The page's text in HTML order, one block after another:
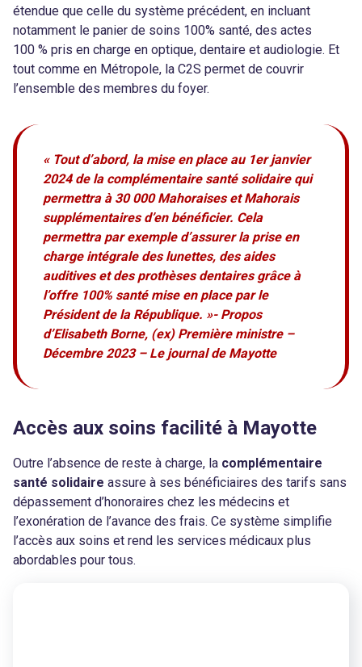
étendue que celle du système précédent, en incluant
notamment le panier de soins 100% santé, des actes
100 % pris en charge en optique, dentaire et audiologie. Et
tout comme en Métropole, la C2S permet de couvrir
l’ensemble des membres du foyer.
« Tout d’abord, la mise en place au 1er janvier
2024 de la complémentaire santé solidaire qui
permettra à 30 000 Mahoraises et Mahorais
supplémentaires d’en bénéficier. Cela
permettra par exemple d’assurer la prise en
charge intégrale des lunettes, des aides
auditives et des prothèses dentaires grâce à
l’offre 100% santé mise en place par le
Président de la République. »- Propos
d’Elisabeth Borne, (ex) Première ministre –
Décembre 2023 – Le journal de Mayotte
Accès aux soins facilité à Mayotte
Outre l’absence de reste à charge, la complémentaire
santé solidaire assure à ses bénéficiaires des tarifs sans
dépassement d’honoraires chez les médecins et
l’exonération de l’avance des frais. Ce système simplifie
l’accès aux soins et rend les services médicaux plus
abordables pour tous.